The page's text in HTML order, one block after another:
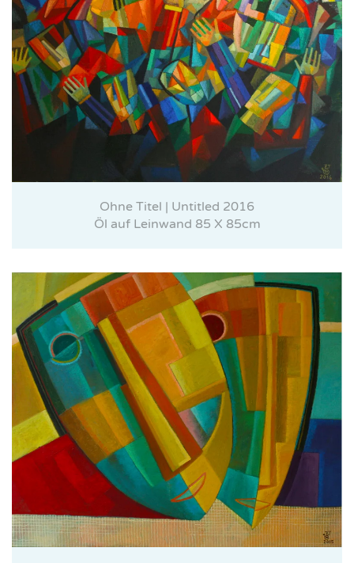
Ohne Titel | Untitled 2016
Öl auf Leinwand 85 X 85cm